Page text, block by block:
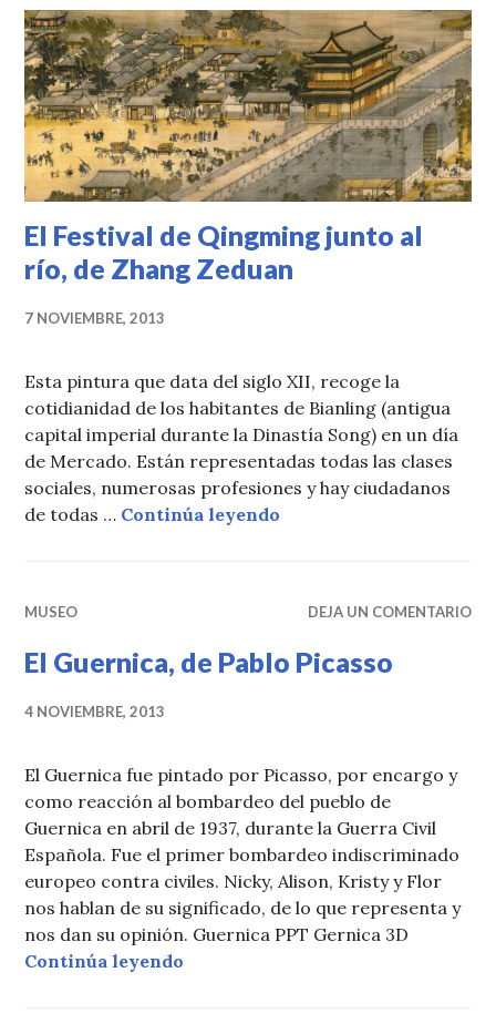
El Festival de Qingming junto al
río, de Zhang Zeduan
7 NOVIEMBRE, 2013
Esta pintura que data del siglo XII, recoge la
cotidianidad de los habitantes de Bianling (antigua
capital imperial durante la Dinastía Song) en un día
de Mercado. Están representadas todas las clases
sociales, numerosas profesiones y hay ciudadanos
de todas … Continúa leyendo
MUSEO DEJA UN COMENTARIO
El Guernica, de Pablo Picasso
4 NOVIEMBRE, 2013
El Guernica fue pintado por Picasso, por encargo y
como reacción al bombardeo del pueblo de
Guernica en abril de 1937, durante la Guerra Civil
Española. Fue el primer bombardeo indiscriminado
europeo contra civiles. Nicky, Alison, Kristy y Flor
nos hablan de su significado, de lo que representa y
nos dan su opinión. Guernica PPT Gernica 3D
Continúa leyendo